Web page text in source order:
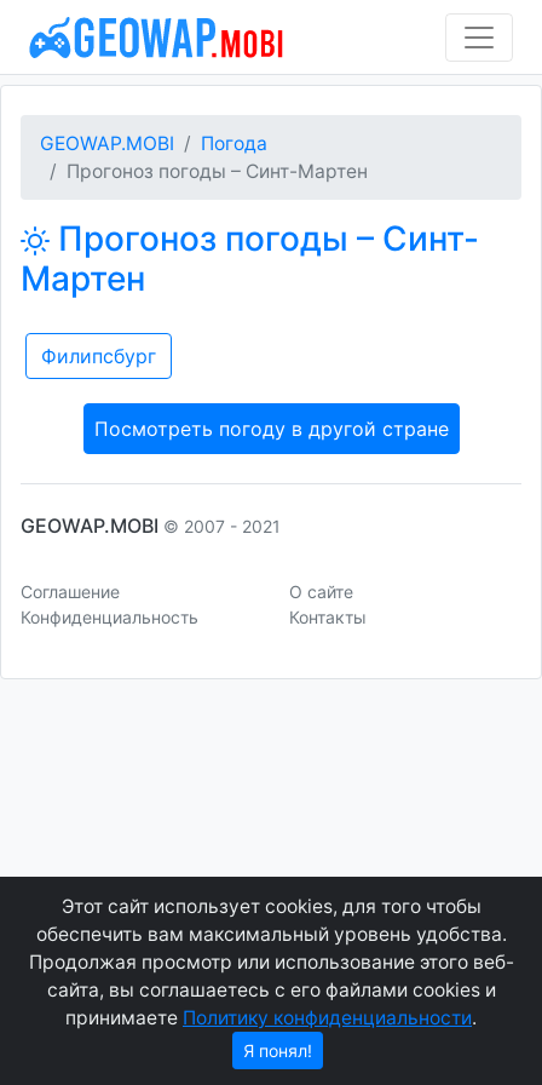
GEOWAP.MOBI
Погода
Прогоноз погоды – Синт-Мартен
Прогоноз погоды – Синт-
Мартен
Филипсбург
Посмотреть погоду в другой стране
GEOWAP.MOBI © 2007 - 2021
Соглашение
Конфиденциальность
О сайте
Контакты
Этот сайт использует cookies, для того чтобы
обеспечить вам максимальный уровень удобства.
Продолжая просмотр или использование этого веб-
сайта, вы соглашаетесь с его файлами cookies и
принимаете Политику конфиденциальности.
Я понял!